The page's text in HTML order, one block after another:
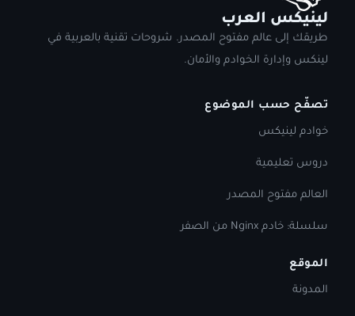
لينيكس العرب
طريقك إلى عالم مفتوح المصدر. شروحات تقنية بالعربية في
لينكس وإدارة الخوادم والأمان.
تصفّح حسب الموضوع
خوادم لينيكس
دروس تعليمية
العالم مفتوح المصدر
سلسلة: خادم Nginx من الصفر
الموقع
المدونة